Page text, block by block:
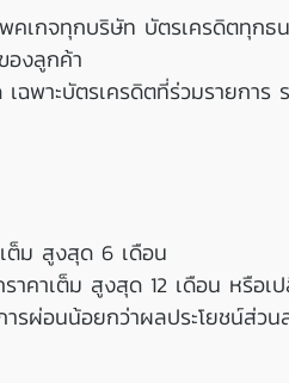
เกจทุกบริษัท บัตรเครดิตทุกธน
องลูกค้า
พาะบัตรเครดิตที่ร่วมรายการ
ต็ม สูงสุด 6 เดือน
คาเต็ม สูงสุด 12 เดือน หรือเป
ารผ่อนน้อยกว่าผลประโยชน์ส่ว